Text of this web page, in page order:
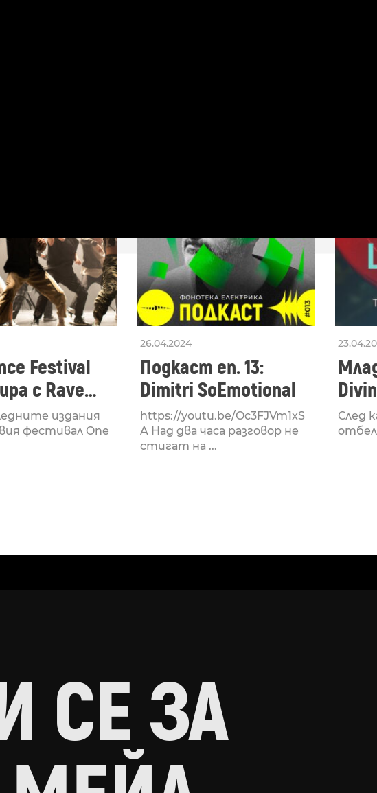
Festival
с Rave
на
издания
фестивал One
26.04.2024
Подкаст еп. 13:
Dimitri SoEmotional
https://youtu.be/Oc3FJVm1xS
A Над два часа разговор не
стигат на ...
След
СЕ ЗА